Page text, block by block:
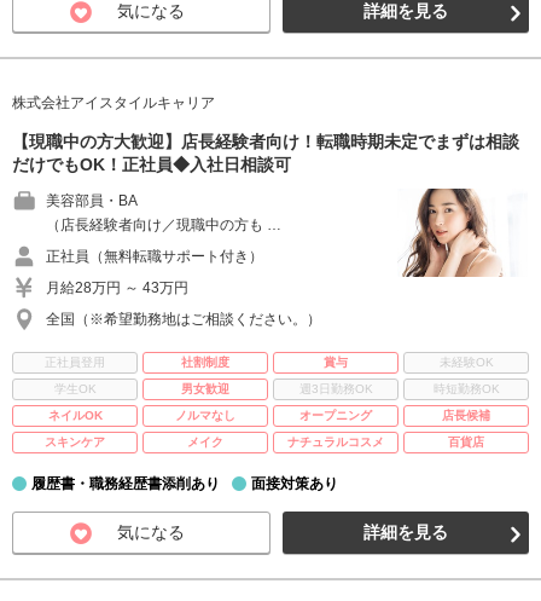
気になる 詳細を見る
株式会社アイスタイルキャリア
【現職中の方大歓迎】店長経験者向け！転職時期未定でまずは相談
だけでもOK！正社員◆入社日相談可
美容部員・BA
（店長経験者向け／現職中の方も …
正社員（無料転職サポート付き）
月給28万円 ～ 43万円
全国（※希望勤務地はご相談ください。）
正社員登用 社割制度 賞与
未経験OK
学生OK
男女歓迎 週3日勤務OK
時短勤務OK
ネイルOK
ノルマなし オープニング
店長候補
スキンケア
メイク ナチュラルコスメ 百貨店
履歴書・職務経歴書添削あり 面接対策あり
気になる 詳細を見る